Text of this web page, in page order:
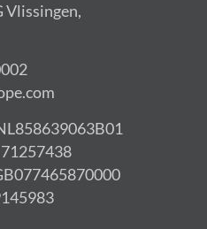
Vlissingen,